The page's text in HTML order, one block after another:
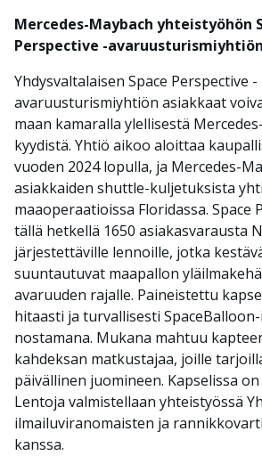
Mercedes-Maybach yhteistyöhön
Perspective -
Yhdysvaltalaisen Space Perspective -
avaruusturismiyhtiön asiakkaat
maan kamaralla ylellisestä
kyydistä. Yhtiö aikoo aloittaa
vuoden 2024 lopulla, ja Mercedes-
asiakkaiden shuttle-kuljetuksista
maaoperaatioissa Floridassa. Space
tällä hetkellä 1650 asiakasvarausta
järjestettäville lennoille, jotka
suuntautuvat maapallon
avaruuden rajalle. Paineistettu
hitaasti ja turvallisesti
nostamana. Mukana mahtuu
kahdeksan matkustajaa, joille
päivällinen juomineen. Kapselissa
Lentoja valmistellaan yhteistyössä
ilmailuviranomaisten ja
kanssa.